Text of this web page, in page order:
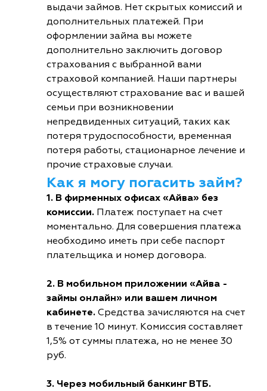
выдачи займов. Нет скрытых комиссий и
дополнительных платежей. При
оформлении займа вы можете
дополнительно заключить договор
страхования с выбранной вами
страховой компанией. Наши партнеры
осуществляют страхование вас и вашей
семьи при возникновении
непредвиденных ситуаций, таких как
потеря трудоспособности, временная
потеря работы, стационарное лечение и
прочие страховые случаи.
Как я могу погасить займ?
1. В фирменных офисах «Айва» без
комиссии. Платеж поступает на счет
моментально. Для совершения платежа
необходимо иметь при себе паспорт
плательщика и номер договора.
2. В мобильном приложении «Айва -
займы онлайн» или вашем личном
кабинете. Средства зачисляются на счет
в течение 10 минут. Комиссия составляет
1,5% от суммы платежа, но не менее 30
руб.
3. Через мобильный банкинг ВТБ.